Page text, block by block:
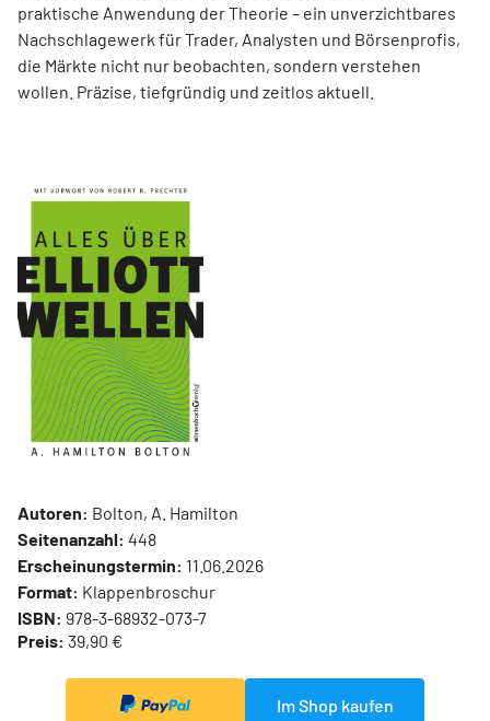
praktische Anwendung der Theorie – ein unverzichtbares
Nachschlagewerk für Trader, Analysten und Börsenprofis,
die Märkte nicht nur beobachten, sondern verstehen
wollen. Präzise, tiefgründig und zeitlos aktuell.
Autoren: Bolton, A. Hamilton
Seitenanzahl: 448
Erscheinungstermin: 11.06.2026
Format: Klappenbroschur
ISBN: 978-3-68932-073-7
Preis: 39,90 €
Im Shop kaufen